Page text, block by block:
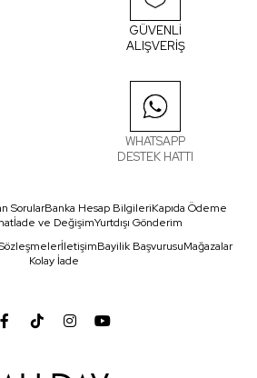
GÜVENLİ
ALIŞVERİŞ
WHATSAPP
DESTEK HATTI
SorularBanka Hesap BilgileriKapıda Ödeme
İade ve DeğişimYurtdışı Gönderim
İletişimBayilik BaşvurusuMağazalar
Kolay İade